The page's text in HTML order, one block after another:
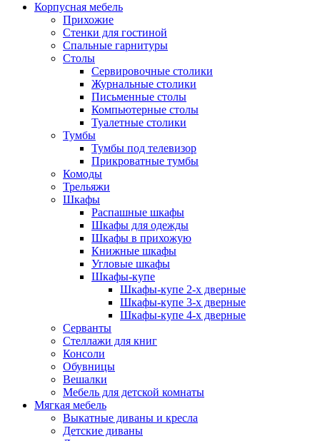
Корпусная мебель
Прихожие
Стенки для гостиной
Спальные гарнитуры
Столы
Сервировочные столики
Журнальные столики
Письменные столы
Компьютерные столы
Туалетные столики
Тумбы
Тумбы под телевизор
Прикроватные тумбы
Комоды
Трельяжи
Шкафы
Распашные шкафы
Шкафы для одежды
Шкафы в прихожую
Книжные шкафы
Угловые шкафы
Шкафы-купе
Шкафы-купе 2-x дверные
Шкафы-купе 3-х дверные
Шкафы-купе 4-х дверные
Серванты
Стеллажи для книг
Консоли
Обувницы
Вешалки
Мебель для детской комнаты
Мягкая мебель
Выкатные диваны и кресла
Детские диваны